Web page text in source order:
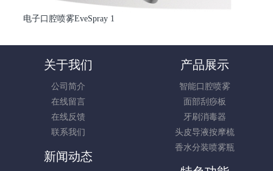
电子口腔喷雾EveSpray 1
关于我们
公司简介
在线留言
在线反馈
联系我们
产品展示
智能口腔喷雾
面部刮痧板
牙刷消毒器
头皮导液按摩梳
香水分装喷雾瓶
新闻动态